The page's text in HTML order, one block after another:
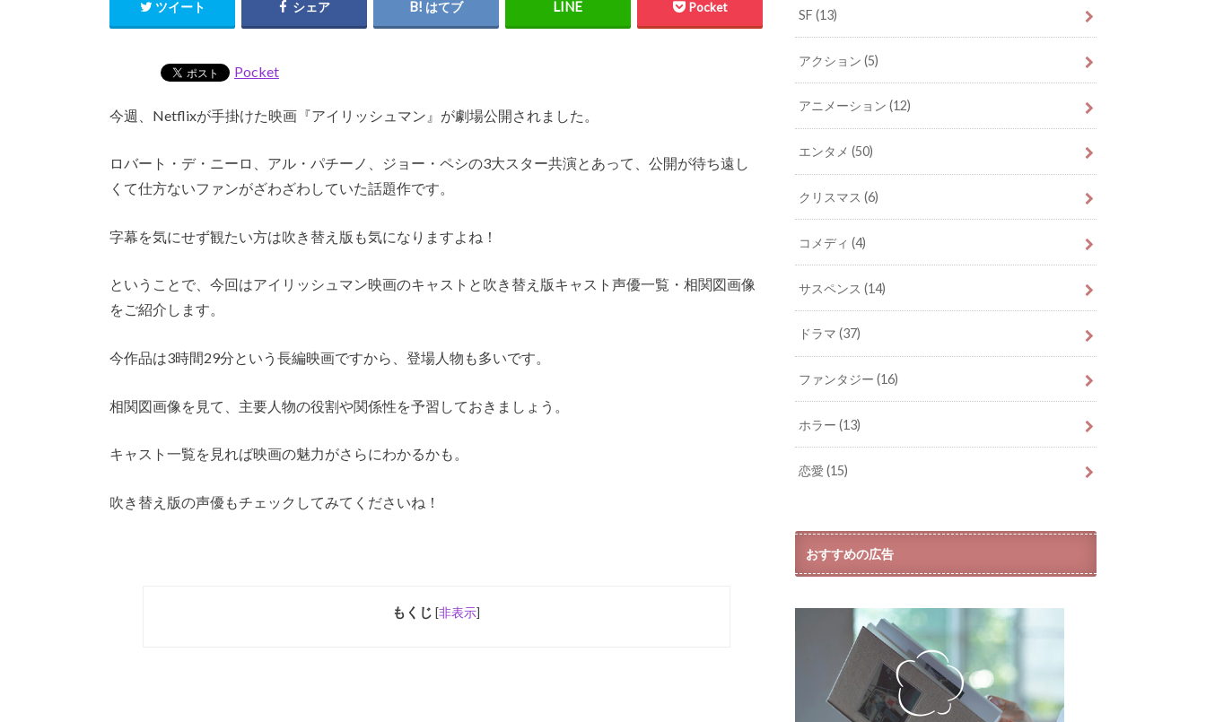
ツイート シェア はてブ Pocket
Pocket
今週、Netflixが手掛けた映画『アイリッシュマン』が劇場公開されました。
ロバート・デ・ニーロ、アル・パチーノ、ジョー・ペシの3大スター共演とあって、公開が待ち遠し
くて仕方ないファンがざわざわしていた話題作です。
字幕を気にせず観たい方は吹き替え版も気になりますよね！
ということで、今回はアイリッシュマン映画のキャストと吹き替え版キャスト声優一覧・相関図画像
をご紹介します。
今作品は3時間29分という長編映画ですから、登場人物も多いです。
相関図画像を見て、主要人物の役割や関係性を予習しておきましょう。
キャスト一覧を見れば映画の魅力がさらにわかるかも。
吹き替え版の声優もチェックしてみてくださいね！
もくじ [非表示]
SF(13)
アクション(5)
アニメーション(12)
エンタメ(50)
クリスマス(6)
コメディ(4)
サスペンス(14)
ドラマ(37)
ファンタジー(16)
ホラー(13)
恋愛(15)
おすすめの広告